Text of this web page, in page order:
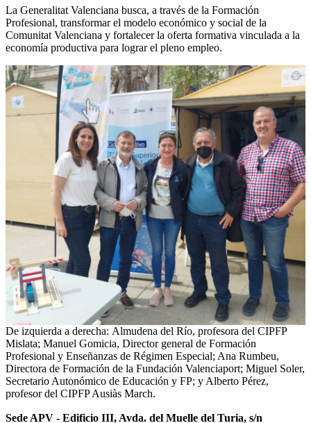
La Generalitat Valenciana busca, a través de la Formación
Profesional, transformar el modelo económico y social de la
Comunitat Valenciana y fortalecer la oferta formativa vinculada a la
economía productiva para lograr el pleno empleo.
De izquierda a derecha: Almudena del Río, profesora del CIPFP
Mislata; Manuel Gomicia, Director general de Formación
Profesional y Enseñanzas de Régimen Especial; Ana Rumbeu,
Directora de Formación de la Fundación Valenciaport; Miguel Soler,
Secretario Autonómico de Educación y FP; y Alberto Pérez,
profesor del CIPFP Ausiàs March.
Sede APV - Edificio III, Avda. del Muelle del Turia, s/n